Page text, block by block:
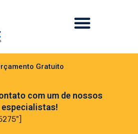
Gratuito
com um de nossos
especialistas!